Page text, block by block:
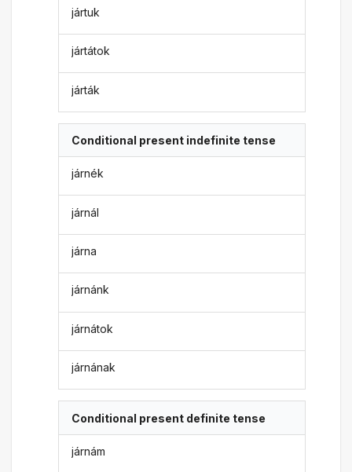
jártuk
jártátok
járták
Conditional present indefinite tense
járnék
járnál
járna
járnánk
járnátok
járnának
Conditional present definite tense
járnám